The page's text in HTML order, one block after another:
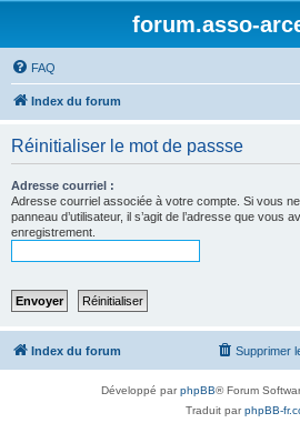
forum.asso-
FAQ
Index du forum
Réinitialiser le mot de passse
Adresse courriel :
Adresse courriel associée à votre compte. Si vous
panneau d’utilisateur, il s’agit de l’adresse que vous
enregistrement.
Index du forum Supprimer
Développé parphpBB® Forum
Traduit parphpBB-